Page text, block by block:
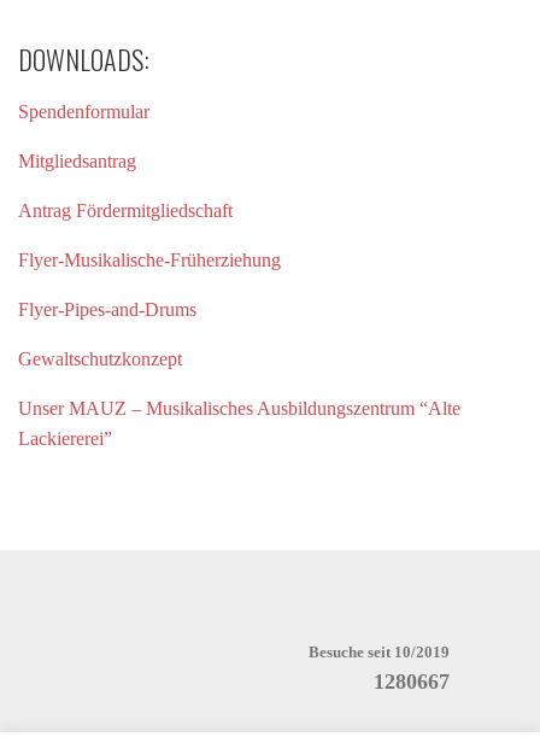
DOWNLOADS:
Spendenformular
Mitgliedsantrag
Antrag Fördermitgliedschaft
Flyer-Musikalische-Früherziehung
Flyer-Pipes-and-Drums
Gewaltschutzkonzept
Unser MAUZ – Musikalisches Ausbildungszentrum “Alte
Lackiererei”
Besuche seit 10/2019
1280667